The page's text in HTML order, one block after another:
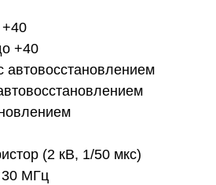
+40
автовосстановлением
(2 кВ, 1/50 мкс)
30 МГц